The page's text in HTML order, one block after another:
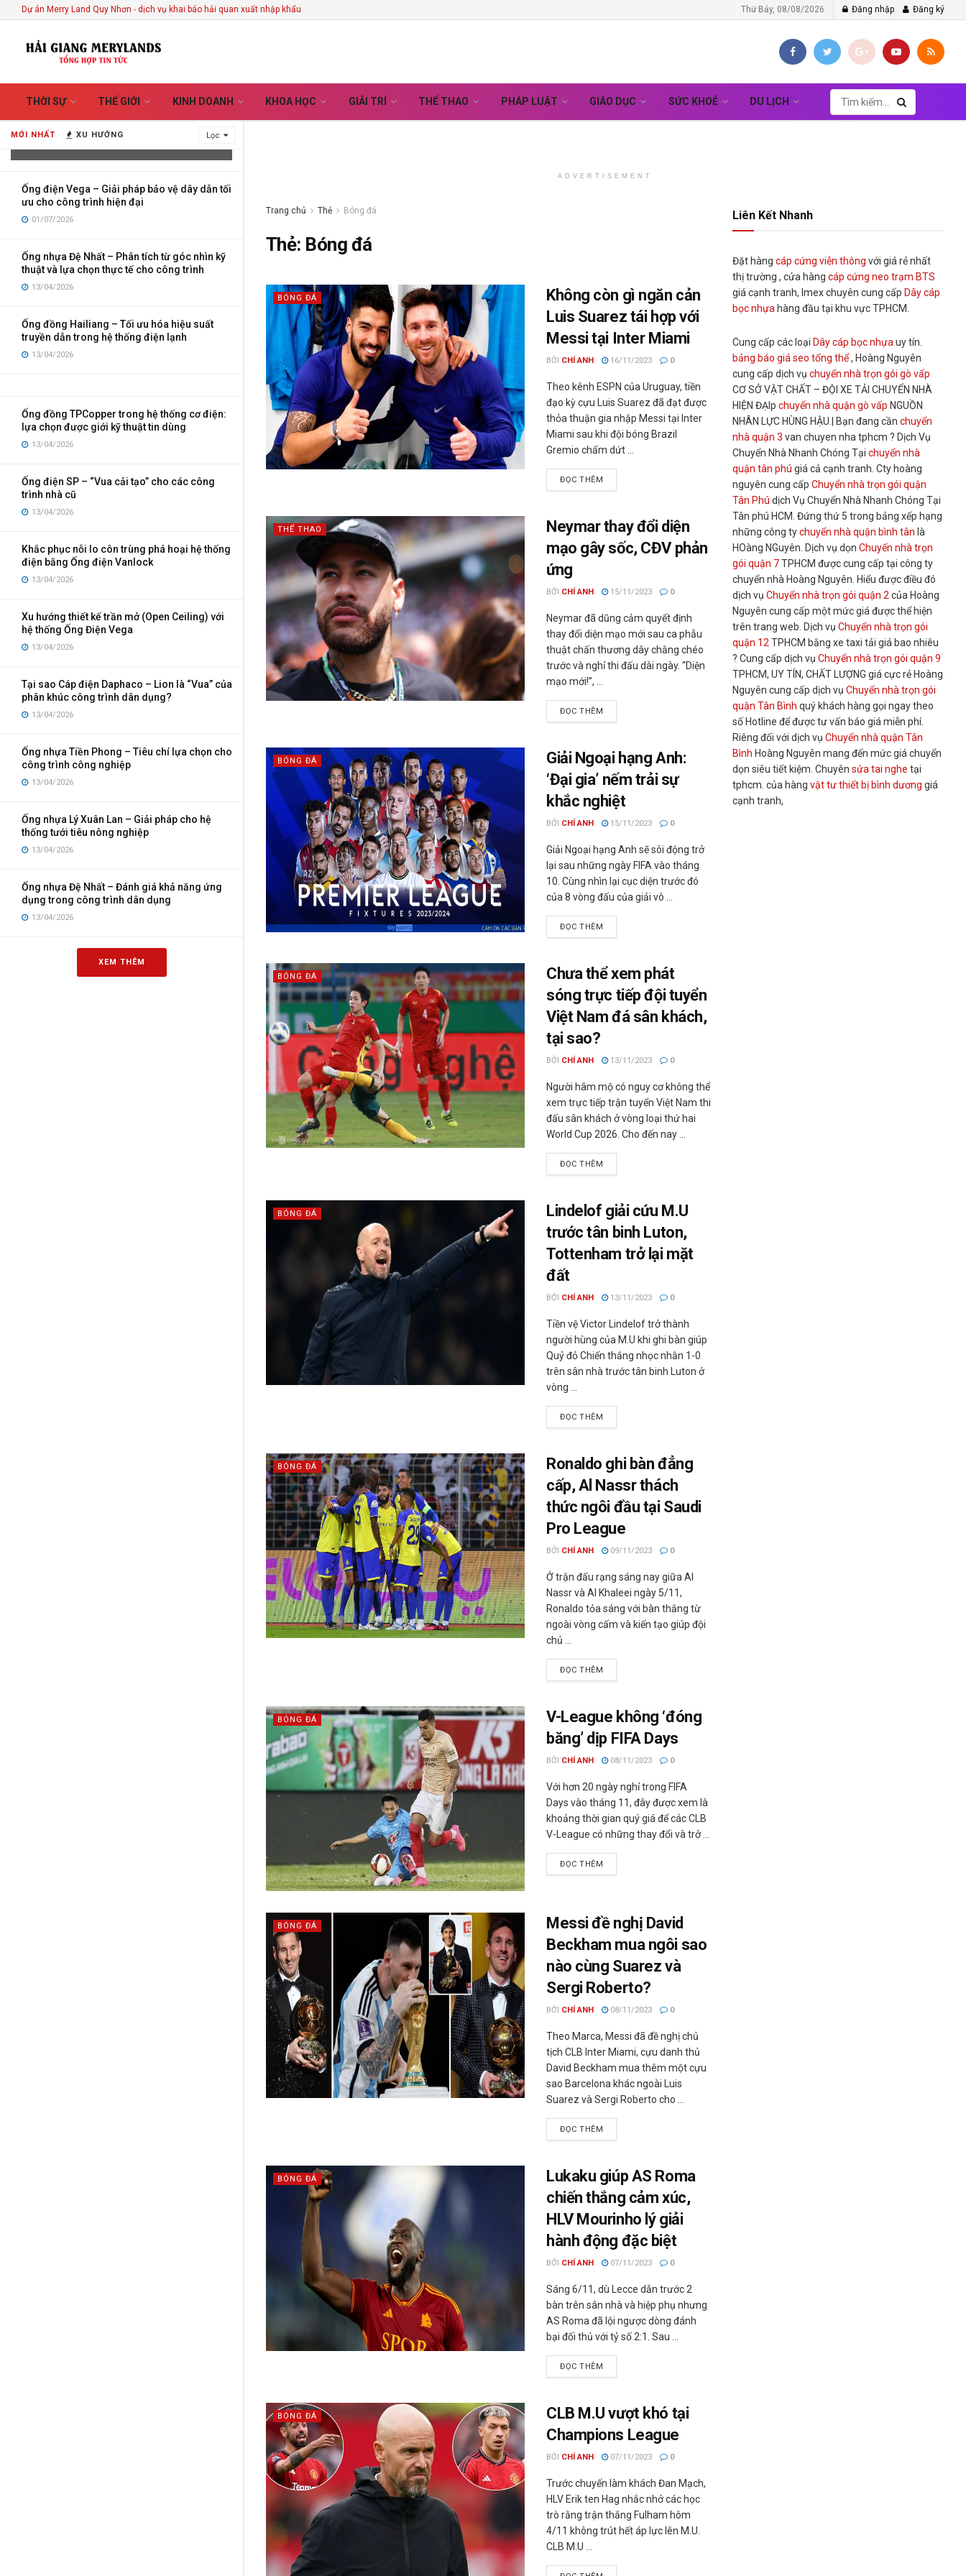
MỚI NHẤT XU HƯỚNG Lọc
Vietnam Handicrafts Store in Hoi An –
Discover the Stories Hidden Behind
Every Handmade Creation
Ống điện Vega – Giải pháp bảo vệ dây dẫn tối
ưu cho công trình hiện đại
01/07/2026
Ống nhựa Đệ Nhất – Phân tích từ góc nhìn kỹ
thuật và lựa chọn thực tế cho công trình
13/04/2026
Ống đồng Hailiang – Tối ưu hóa hiệu suất
truyền dẫn trong hệ thống điện lạnh
13/04/2026
Ống đồng TPCopper trong hệ thống cơ điện:
lựa chọn được giới kỹ thuật tin dùng
13/04/2026
Ống điện SP – “Vua cải tạo” cho các công
trình nhà cũ
13/04/2026
Khắc phục nỗi lo côn trùng phá hoại hệ thống
điện bằng Ống điện Vanlock
13/04/2026
Xu hướng thiết kế trần mở (Open Ceiling) với
hệ thống Ống Điện Vega
13/04/2026
Tại sao Cáp điện Daphaco – Lion là “Vua” của
phân khúc công trình dân dụng?
13/04/2026
Ống nhựa Tiền Phong – Tiêu chí lựa chọn cho
công trình công nghiệp
13/04/2026
Ống nhựa Lý Xuân Lan – Giải pháp cho hệ
thống tưới tiêu nông nghiệp
13/04/2026
Ống nhựa Đệ Nhất – Đánh giá khả năng ứng
dụng trong công trình dân dụng
13/04/2026
XEM THÊM
Dự án Merry Land Quy Nhơn - dịch vụ khai báo hải quan xuất nhập khẩu Thứ Bảy, 08/08/2026 Đăng nhập Đăng ký
THỜI SỰ THẾ GIỚI KINH DOANH KHOA HỌC GIẢI TRÍ THỂ THAO PHÁP LUẬT GIÁO DỤC SỨC KHOẺ DU LỊCH
ADVERTISEMENT
Trang chủ Thẻ Bóng đá
Thẻ: Bóng đá
BÓNG ĐÁ
Không còn gì ngăn cản
Luis Suarez tái hợp với
Messi tại Inter Miami
BỞI CHÍ ANH 16/11/2023 0
Theo kênh ESPN của Uruguay, tiền
đạo kỳ cựu Luis Suarez đã đạt được
thỏa thuận gia nhập Messi tại Inter
Miami sau khi đội bóng Brazil
Gremio chấm dứt ...
ĐỌC THÊM
THỂ THAO
Neymar thay đổi diện
mạo gây sốc, CĐV phản
ứng
BỞI CHÍ ANH 15/11/2023 0
Neymar đã dũng cảm quyết định
thay đổi diện mạo mới sau ca phẫu
thuật chấn thương dây chằng chéo
trước và nghỉ thi đấu dài ngày. “Diện
mạo mới!”, ...
ĐỌC THÊM
BÓNG ĐÁ
Giải Ngoại hạng Anh:
‘Đại gia’ nếm trải sự
khắc nghiệt
BỞI CHÍ ANH 15/11/2023 0
Giải Ngoại hạng Anh sẽ sôi động trở
lại sau những ngày FIFA vào tháng
10. Cùng nhìn lại cục diện trước đó
của 8 vòng đấu của giải vô ...
ĐỌC THÊM
BÓNG ĐÁ
Chưa thể xem phát
sóng trực tiếp đội tuyển
Việt Nam đá sân khách,
tại sao?
BỞI CHÍ ANH 13/11/2023 0
Người hâm mộ có nguy cơ không thể
xem trực tiếp trận tuyển Việt Nam thi
đấu sân khách ở vòng loại thứ hai
World Cup 2026. Cho đến nay ...
ĐỌC THÊM
BÓNG ĐÁ
Lindelof giải cứu M.U
trước tân binh Luton,
Tottenham trở lại mặt
đất
BỞI CHÍ ANH 13/11/2023 0
Tiền vệ Victor Lindelof trở thành
người hùng của M.U khi ghi bàn giúp
Quỷ đỏ Chiến thắng nhọc nhằn 1-0
trên sân nhà trước tân binh Luton ở
vòng ...
ĐỌC THÊM
BÓNG ĐÁ
Ronaldo ghi bàn đẳng
cấp, Al Nassr thách
thức ngôi đầu tại Saudi
Pro League
BỞI CHÍ ANH 09/11/2023 0
Ở trận đấu rạng sáng nay giữa Al
Nassr và Al Khaleei ngày 5/11,
Ronaldo tỏa sáng với bàn thắng từ
ngoài vòng cấm và kiến ​​tạo giúp đội
chủ ...
ĐỌC THÊM
BÓNG ĐÁ
V-League không ‘đóng
băng’ dịp FIFA Days
BỞI CHÍ ANH 08/11/2023 0
Với hơn 20 ngày nghỉ trong FIFA
Days vào tháng 11, đây được xem là
khoảng thời gian quý giá để các CLB
V-League có những thay đổi và trở ...
ĐỌC THÊM
BÓNG ĐÁ
Messi đề nghị David
Beckham mua ngôi sao
nào cùng Suarez và
Sergi Roberto?
BỞI CHÍ ANH 08/11/2023 0
Theo Marca, Messi đã đề nghị chủ
tịch CLB Inter Miami, cựu danh thủ
David Beckham mua thêm một cựu
sao Barcelona khác ngoài Luis
Suarez và Sergi Roberto cho ...
ĐỌC THÊM
BÓNG ĐÁ
Lukaku giúp AS Roma
chiến thắng cảm xúc,
HLV Mourinho lý giải
hành động đặc biệt
BỞI CHÍ ANH 07/11/2023 0
Sáng 6/11, dù Lecce dẫn trước 2
bàn trên sân nhà và hiệp phụ nhưng
AS Roma đã lội ngược dòng đánh
bại đối thủ với tỷ số 2:1. Sau ...
ĐỌC THÊM
BÓNG ĐÁ
CLB M.U vượt khó tại
Champions League
BỞI CHÍ ANH 07/11/2023 0
Trước chuyến làm khách Đan Mạch,
HLV Erik ten Hag nhắc nhở các học
trò rằng trận thắng Fulham hôm
4/11 không trút hết áp lực lên M.U.
CLB M.U ...
Liên Kết Nhanh
Đặt hàngcáp cứng viễn thông với giá rẻ nhất
thị trường , cửa hàngcáp cứng neo trạm BTS
giá cạnh tranh, Imex chuyên cung cấp Dây cáp
bọc nhựa hàng đầu tại khu vực TPHCM.
Cung cấp các loạiDây cáp bọc nhựa uy tín.
bảng báo giá seo tổng thể, Hoàng Nguyên
cung cấp dịch vụchuyển nhà trọn gói gò vấp
CƠ SỞ VẬT CHẤT – ĐỘI XE TẢI CHUYỂN NHÀ
HIỆN ĐẠIpchuyển nhà quận gò vấp NGUỒN
NHÂN LỰC HÙNG HẬU.| Bạn đang cầnchuyển
nhà quận 3 van chuyen nha tphcm ? Dịch Vụ
Chuyển Nhà Nhanh Chóng Tạichuyển nhà
quận tân phú giá cả cạnh tranh. Cty hoàng
nguyên cung cấpChuyển nhà trọn gói quận
Tân Phú dịch Vụ Chuyển Nhà Nhanh Chóng Tại
Tân phú HCM. Đứng thứ 5 trong bảng xếp hạng
những công tychuyển nhà quận bình tân là
HOàng NGuyên. Dịch vụ dọnChuyển nhà trọn
gói quận 7TPHCM được cung cấp tại công ty
chuyển nhà Hoàng Nguyên. Hiểu được điều đó
dịch vụChuyển nhà trọn gói quận 2 của Hoàng
Nguyên cung cấp một mức giá được thể hiện
trên trang web. Dịch vụChuyển nhà trọn gói
quận 12 TPHCM bằng xe taxi tải giá bao nhiêu
? Cung cấp dịch vụChuyển nhà trọn gói quận 9
TPHCM, UY TÍN, CHẤT LƯỢNG giá cực rẻ Hoàng
Nguyên cung cấp dịch vụChuyển nhà trọn gói
quận Tân Bình quý khách hàng gọi ngay theo
số Hotline để được tư vấn báo giá miễn phí.
Riêng đối với dịch vụChuyển nhà quận Tân
Bình Hoàng Nguyên mang đến mức giá chuyển
dọn siêu tiết kiệm. Chuyênsửa tai nghe tại
tphcm. của hàngvật tư thiết bị bình dương giá
cạnh tranh,